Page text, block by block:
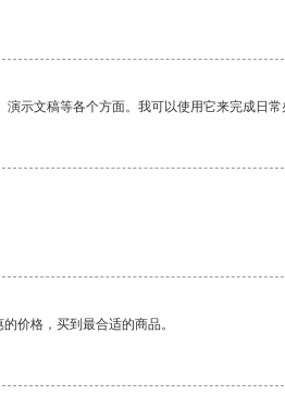
示文稿等各个方面。我可以使用它来完成日常
价格，买到最合适的商品。